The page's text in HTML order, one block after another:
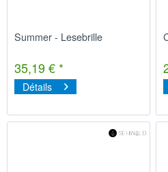
Summer - Lesebrille
35,19 € *
Détails